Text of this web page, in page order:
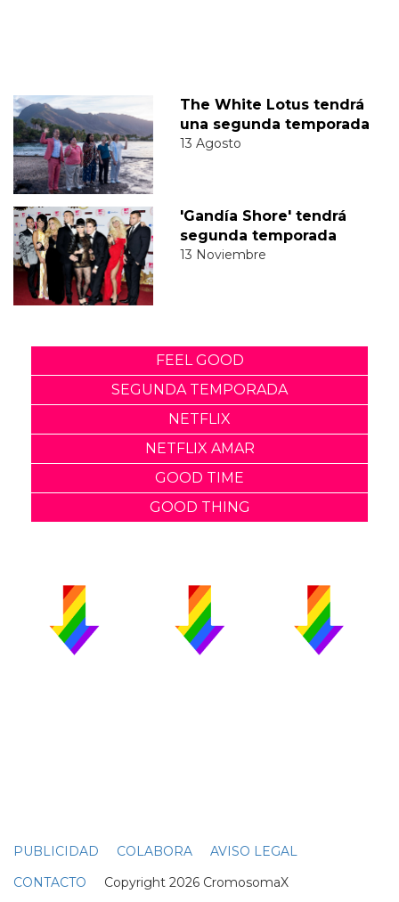
The White Lotus tendrá
una segunda temporada
13 Agosto
'Gandía Shore' tendrá
segunda temporada
13 Noviembre
FEEL GOOD
SEGUNDA TEMPORADA
NETFLIX
NETFLIX AMAR
GOOD TIME
GOOD THING
PUBLICIDAD COLABORA
AVISO LEGAL
CONTACTO Copyright 2026 CromosomaX